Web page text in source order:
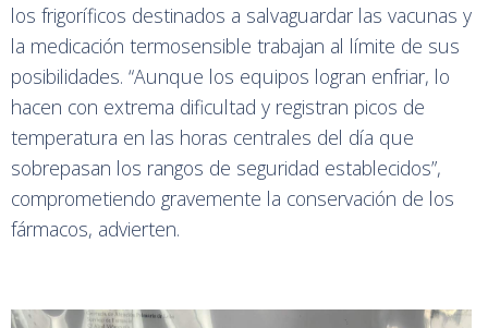
los frigoríficos destinados a salvaguardar las vacunas y
la medicación termosensible trabajan al límite de sus
posibilidades. “Aunque los equipos logran enfriar, lo
hacen con extrema dificultad y registran picos de
temperatura en las horas centrales del día que
sobrepasan los rangos de seguridad establecidos”,
comprometiendo gravemente la conservación de los
fármacos, advierten.